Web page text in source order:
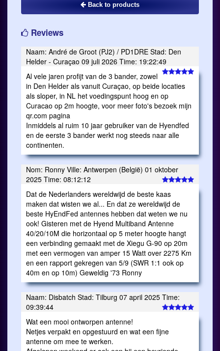
Back to products
Reviews
Naam: André de Groot (PJ2) / PD1DRE Stad: Den
Helder - Curaçao 09 juli 2026 Time: 19:22:49
Al vele jaren profijt van de 3 bander, zowel
in Den Helder als vanuit Curaçao, op beide locaties
als sloper, in NL het voedingspunt hoog en op
Curacao op 2m hoogte, voor meer foto's bezoek mijn
qr.com pagina
Inmiddels al ruim 10 jaar gebruiker van de Hyendfed
en de eerste 3 bander werkt nog steeds naar alle
continenten.
Nom: Ronny Ville: Antwerpen (België) 01 oktober
2025 Time: 08:12:12
Dat de Nederlanders wereldwijd de beste kaas
maken dat wisten we al... En dat ze wereldwijd de
beste HyEndFed antennes hebben dat weten we nu
ook! Gisteren met de Hyend Multiband Antenne
40/20/10M die horizontaal op 5 meter hoogte hangt
een verbinding gemaakt met de Xiegu G-90 op 20m
met een vermogen van amper 15 Watt over 2275 Km
en een rapport gekregen van 5/9 (SWR 1:1 ook op
40m en op 10m) Geweldig '73 Ronny
Naam: Disbatch Stad: Tilburg 07 april 2025 Time:
09:39:44
Wat een mooi ontworpen antenne!
Netjes verpakt en opgestuurd en wat een fijne
antenne om mee te werken.